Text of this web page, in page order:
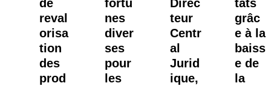
de
reval
orisa
tion
des
prod
fortu
nes
diver
ses
pour
les
Direc
teur
Centr
al
Jurid
ique,
tats
grâc
e à la
baiss
e de
la